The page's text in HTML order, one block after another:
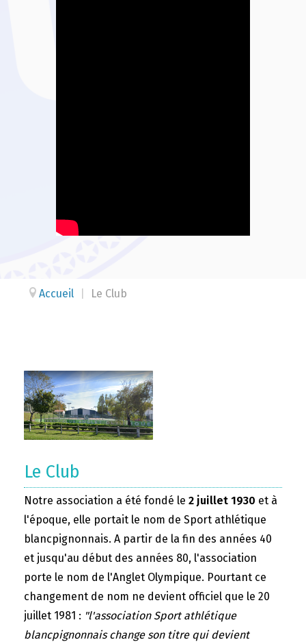
Accueil Le Club
Le Club
Notre association a été fondé le 2 juillet 1930 et à
l'époque, elle portait le nom de Sport athlétique
blancpignonnais. A partir de la fin des années 40
et jusqu'au début des années 80, l'association
porte le nom de l'Anglet Olympique. Pourtant ce
changement de nom ne devient officiel que le 20
juillet 1981 : "l'association Sport athlétique
blancpignonnais change son titre qui devient